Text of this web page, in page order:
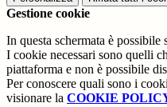
Gestione cookie
In questa schermata è
I cookie necessari sono quelli
piattaforma e non è possibile
Per conoscere quali sono i
visionare la COOKIE